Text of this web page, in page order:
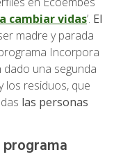
cambiar vidas’. El
madre y parada
Incorpora
dado una segunda
los residuos, que
las personas